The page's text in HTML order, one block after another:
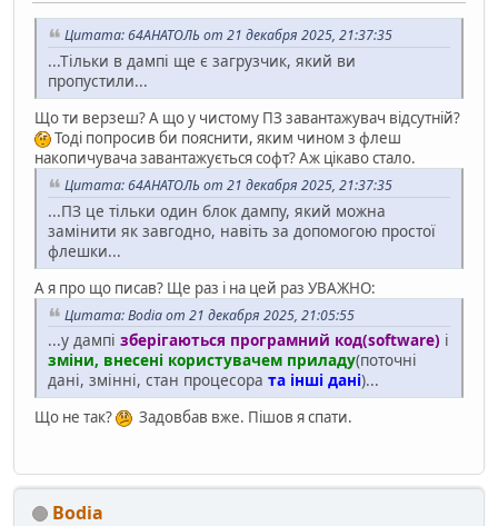
Цитата: 64АНАТОЛЬ от 21 декабря 2025, 21:37:35
...Тільки в дампі ще є загрузчик, який ви
пропустили...
Що ти верзеш? А що у чистому ПЗ завантажувач відсутній?
Тоді попросив би пояснити, яким чином з флеш
накопичувача завантажується софт? Аж цікаво стало.
Цитата: 64АНАТОЛЬ от 21 декабря 2025, 21:37:35
...ПЗ це тільки один блок дампу, який можна
замінити як завгодно, навіть за допомогою простої
флешки...
А я про що писав? Ще раз і на цей раз УВАЖНО:
Цитата: Bodia от 21 декабря 2025, 21:05:55
...у дампі зберігаються програмний код(software) і
зміни, внесені користувачем приладу(поточні
дані, змінні, стан процесора та інші дані)...
Що не так? Задовбав вже. Пішов я спати.
Bodia